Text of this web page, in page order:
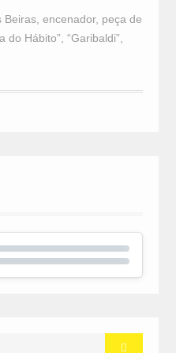
Beiras, encenador, peça de
do Hábito”, “Garibaldi”,